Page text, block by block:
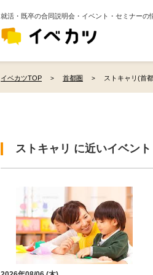
就活・既卒の合同説明会・イベント・セミナーの
イベカツTOP 首都圏 ストキャリ(首
ストキャリ に近いイベント